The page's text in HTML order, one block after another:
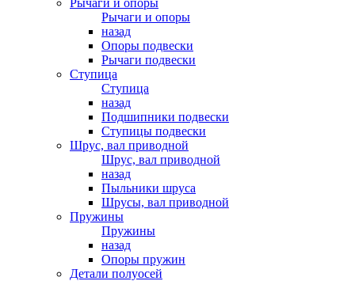
Рычаги и опоры
Рычаги и опоры
назад
Опоры подвески
Рычаги подвески
Ступица
Ступица
назад
Подшипники подвески
Ступицы подвески
Шрус, вал приводной
Шрус, вал приводной
назад
Пыльники шруса
Шрусы, вал приводной
Пружины
Пружины
назад
Опоры пружин
Детали полуосей